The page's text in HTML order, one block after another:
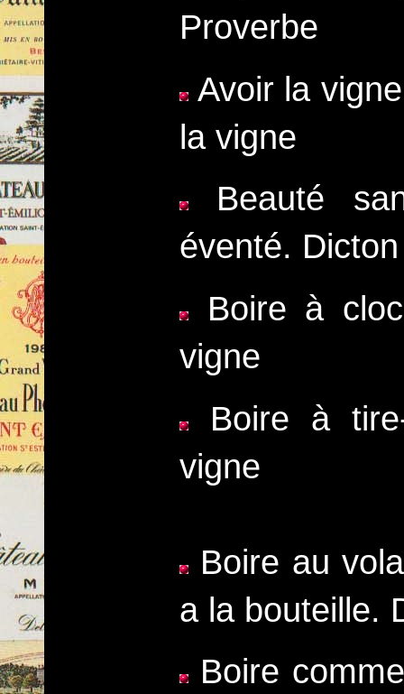
Proverbe
Avoir la
la vigne
Beauté
éventé.
Boire à
vigne
Boire à
vigne
Boire au
a la bouteille.
Boire